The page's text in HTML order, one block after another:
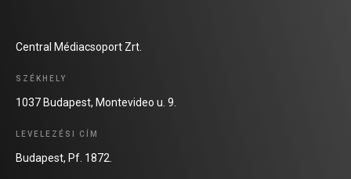
Central Médiacsoport Zrt.
SZÉKHELY
1037 Budapest, Montevideo u. 9.
LEVELEZÉSI CÍM
Budapest, Pf. 1872.